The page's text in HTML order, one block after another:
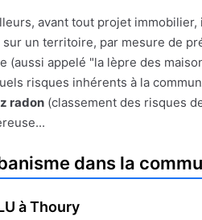
avant tout projet
sur un territoire, par mesure de
(aussi appelé "la lèpre des
risques inhérents à la
radon (classement des risques
dans la
à Thoury